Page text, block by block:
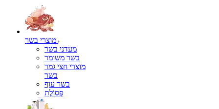
מעדני בשר
בשר משומר
מוצרי חצי גמר
בשר
בשר עוף
פְּסוֹלֶת